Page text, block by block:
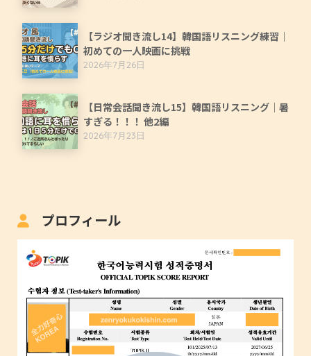
【ラジオ聞き流し14】韓国語リスニング練習｜
初めての一人映画に挑戦
2026年7月26日
【日常会話聞き流し15】韓国語リスニング｜暑
すぎる！！！ 他2編
2026年7月23日
プロフィール